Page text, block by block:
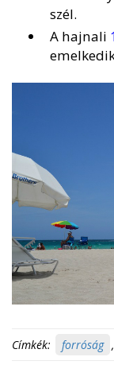
szél.
A hajnali
Címkék: forróság ,